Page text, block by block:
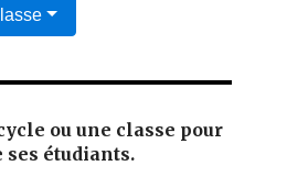
ou une classe pour
étudiants.